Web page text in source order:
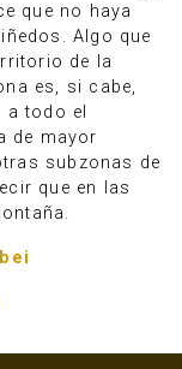
que no haya
Algo que
de la
es, si cabe,
todo el
de mayor
subzonas de
que en las